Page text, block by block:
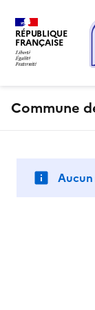
RÉPUBLIQUE
FRANÇAISE
Commune